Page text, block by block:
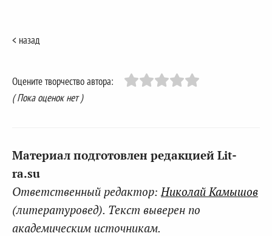
< назад
Оцените творчество автора:
( Пока оценок нет )
Материал подготовлен редакцией Lit-
ra.su
Ответственный редактор: Николай Камышов
(литературовед). Текст выверен по
академическим источникам.